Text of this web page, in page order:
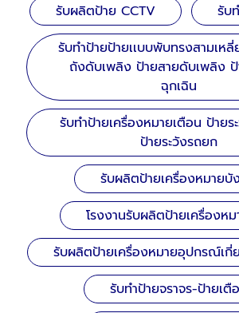
รับผลิตป้าย CCTV
รับ
รับทำป้ายป้ายเเบบพับทรงสามเห
ถังดับเพลิง ป้ายสายดับเพลิง ป้
ฉุกเฉิน
รับทำป้ายเครื่องหมายเตือน ป้ายร
ป้ายระวังรถยก
รับผลิตป้ายเครื่องหมายบั
โรงงานรับผลิตป้ายเครื่องห
รับผลิตป้ายเครื่องหมายอุปกรณ์เ
รับทำป้ายจราจร-ป้ายเตื